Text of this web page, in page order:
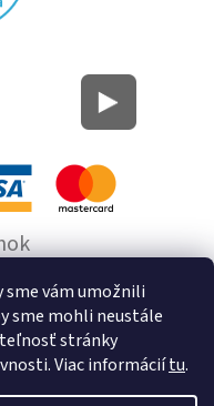
sme vám umožnili
sme mohli neustále
stránky
Viac informáciítu.
a.s.